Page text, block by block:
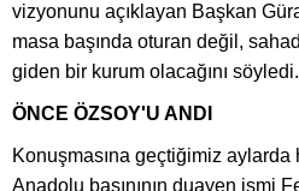
vizyonunu açıklayan Başkan
masa başında oturan değil,
giden bir kurum olacağını söyledi.
ÖNCE ÖZSOY'U ANDI
Konuşmasına geçtiğimiz aylarda
Anadolu basınının duayen ismi